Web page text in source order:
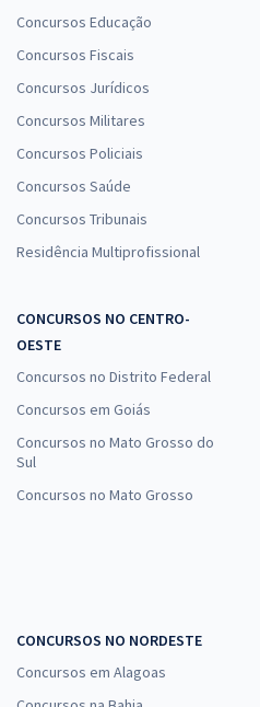
Concursos Educação
Concursos Fiscais
Concursos Jurídicos
Concursos Militares
Concursos Policiais
Concursos Saúde
Concursos Tribunais
Residência Multiprofissional
CONCURSOS NO CENTRO-
OESTE
Concursos no Distrito Federal
Concursos em Goiás
Concursos no Mato Grosso do
Sul
Concursos no Mato Grosso
CONCURSOS NO NORDESTE
Concursos em Alagoas